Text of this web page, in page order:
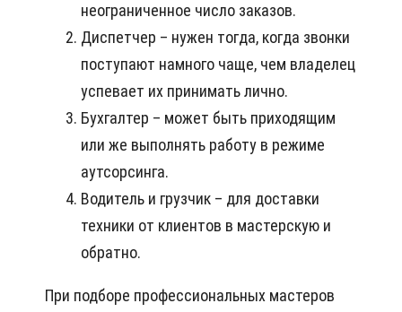
неограниченное число заказов.
Диспетчер – нужен тогда, когда звонки
поступают намного чаще, чем владелец
успевает их принимать лично.
Бухгалтер – может быть приходящим
или же выполнять работу в режиме
аутсорсинга.
Водитель и грузчик – для доставки
техники от клиентов в мастерскую и
обратно.
При подборе профессиональных мастеров